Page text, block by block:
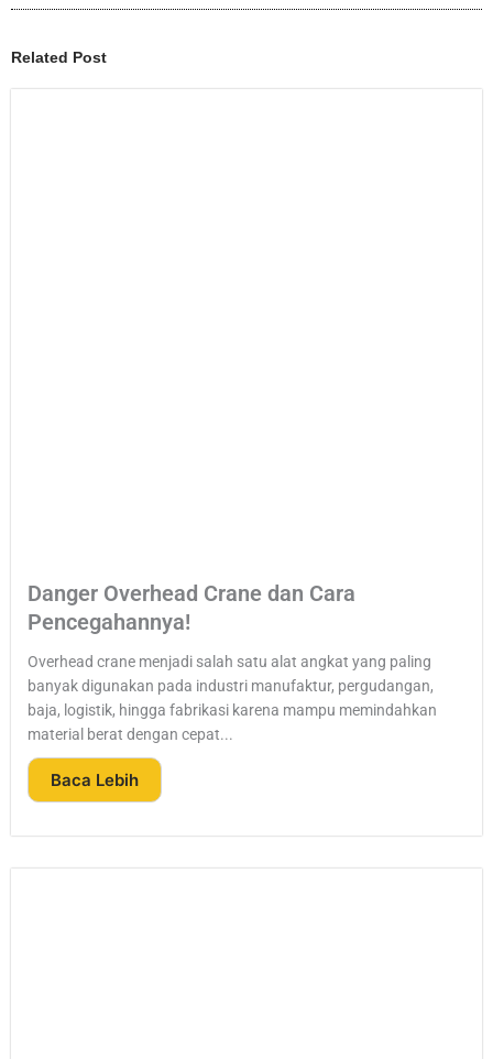
Related Post
Danger Overhead Crane dan Cara
Pencegahannya!
Overhead crane menjadi salah satu alat angkat yang paling
banyak digunakan pada industri manufaktur, pergudangan,
baja, logistik, hingga fabrikasi karena mampu memindahkan
material berat dengan cepat...
Baca Lebih